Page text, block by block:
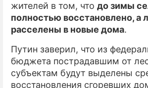
жителей в том, что до зимы
полностью восстановлено, а
расселены в новые дома.
Путин заверил, что из
бюджета пострадавшим от
субъектам будут выделены
восстановления сгоревших